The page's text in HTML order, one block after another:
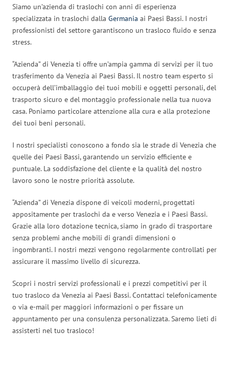
Siamo un’azienda di traslochi con anni di esperienza
specializzata in traslochi dalla Germania ai Paesi Bassi. I nostri
professionisti del settore garantiscono un trasloco fluido e senza
stress.
“Azienda” di Venezia ti offre un’ampia gamma di servizi per il tuo
trasferimento da Venezia ai Paesi Bassi. Il nostro team esperto si
occuperà dell’imballaggio dei tuoi mobili e oggetti personali, del
trasporto sicuro e del montaggio professionale nella tua nuova
casa. Poniamo particolare attenzione alla cura e alla protezione
dei tuoi beni personali.
I nostri specialisti conoscono a fondo sia le strade di Venezia che
quelle dei Paesi Bassi, garantendo un servizio efficiente e
puntuale. La soddisfazione del cliente e la qualità del nostro
lavoro sono le nostre priorità assolute.
“Azienda” di Venezia dispone di veicoli moderni, progettati
appositamente per traslochi da e verso Venezia e i Paesi Bassi.
Grazie alla loro dotazione tecnica, siamo in grado di trasportare
senza problemi anche mobili di grandi dimensioni o
ingombranti. I nostri mezzi vengono regolarmente controllati per
assicurare il massimo livello di sicurezza.
Scopri i nostri servizi professionali e i prezzi competitivi per il
tuo trasloco da Venezia ai Paesi Bassi. Contattaci telefonicamente
o via e-mail per maggiori informazioni o per fissare un
appuntamento per una consulenza personalizzata. Saremo lieti di
assisterti nel tuo trasloco!